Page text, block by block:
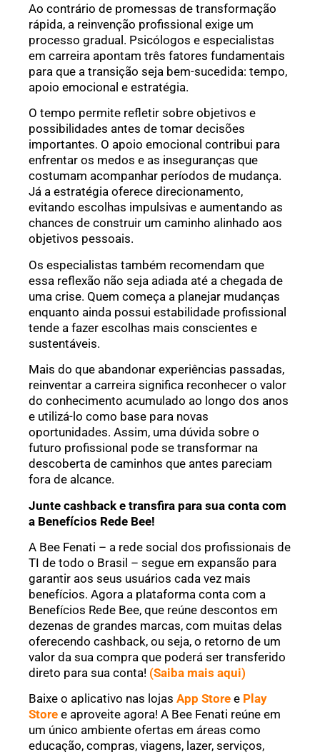
Ao contrário de promessas de transformação
rápida, a reinvenção profissional exige um
processo gradual. Psicólogos e especialistas
em carreira apontam três fatores fundamentais
para que a transição seja bem-sucedida: tempo,
apoio emocional e estratégia.
O tempo permite refletir sobre objetivos e
possibilidades antes de tomar decisões
importantes. O apoio emocional contribui para
enfrentar os medos e as inseguranças que
costumam acompanhar períodos de mudança.
Já a estratégia oferece direcionamento,
evitando escolhas impulsivas e aumentando as
chances de construir um caminho alinhado aos
objetivos pessoais.
Os especialistas também recomendam que
essa reflexão não seja adiada até a chegada de
uma crise. Quem começa a planejar mudanças
enquanto ainda possui estabilidade profissional
tende a fazer escolhas mais conscientes e
sustentáveis.
Mais do que abandonar experiências passadas,
reinventar a carreira significa reconhecer o valor
do conhecimento acumulado ao longo dos anos
e utilizá-lo como base para novas
oportunidades. Assim, uma dúvida sobre o
futuro profissional pode se transformar na
descoberta de caminhos que antes pareciam
fora de alcance.
Junte cashback e transfira para sua conta com
a Benefícios Rede Bee!
A Bee Fenati – a rede social dos profissionais de
TI de todo o Brasil – segue em expansão para
garantir aos seus usuários cada vez mais
benefícios. Agora a plataforma conta com a
Benefícios Rede Bee, que reúne descontos em
dezenas de grandes marcas, com muitas delas
oferecendo cashback, ou seja, o retorno de um
valor da sua compra que poderá ser transferido
direto para sua conta! (Saiba mais aqui)
Baixe o aplicativo nas lojas App Store e Play
Store e aproveite agora! A Bee Fenati reúne em
um único ambiente ofertas em áreas como
educação, compras, viagens, lazer, serviços,